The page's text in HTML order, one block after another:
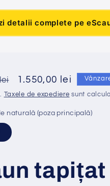
detalii complete pe
Preț
redus
1.550,00 lei
Taxele de expediere sunt
naturală (poza principală)
tapițat